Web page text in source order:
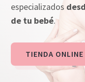
especializados
de tu bebé.
TIENDA ONLINE